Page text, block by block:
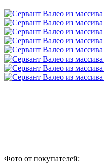
Фото от покупателей: